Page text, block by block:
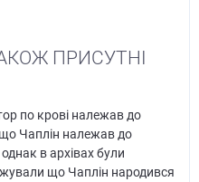
ПРИСУТНІ
по крові належав до
Чаплін належав до
в архівах були
що Чаплін народився